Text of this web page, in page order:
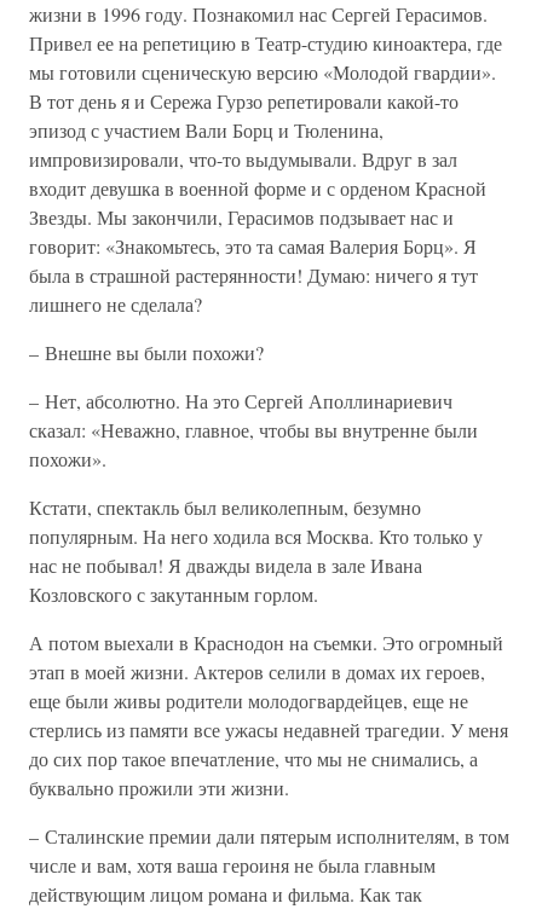
жизни в 1996 году. Познакомил нас Сергей Герасимов.
Привел ее на репетицию в Театр-студию киноактера, где
мы готовили сценическую версию «Молодой гвардии».
В тот день я и Сережа Гурзо репетировали какой-то
эпизод с участием Вали Борц и Тюленина,
импровизировали, что-то выдумывали. Вдруг в зал
входит девушка в военной форме и с орденом Красной
Звезды. Мы закончили, Герасимов подзывает нас и
говорит: «Знакомьтесь, это та самая Валерия Борц». Я
была в страшной растерянности! Думаю: ничего я тут
лишнего не сделала?
– Внешне вы были похожи?
– Нет, абсолютно. На это Сергей Аполлинариевич
сказал: «Неважно, главное, чтобы вы внутренне были
похожи».
Кстати, спектакль был великолепным, безумно
популярным. На него ходила вся Москва. Кто только у
нас не побывал! Я дважды видела в зале Ивана
Козловского с закутанным горлом.
А потом выехали в Краснодон на съемки. Это огромный
этап в моей жизни. Актеров селили в домах их героев,
еще были живы родители молодогвардейцев, еще не
стерлись из памяти все ужасы недавней трагедии. У меня
до сих пор такое впечатление, что мы не снимались, а
буквально прожили эти жизни.
– Сталинские премии дали пятерым исполнителям, в том
числе и вам, хотя ваша героиня не была главным
действующим лицом романа и фильма. Как так